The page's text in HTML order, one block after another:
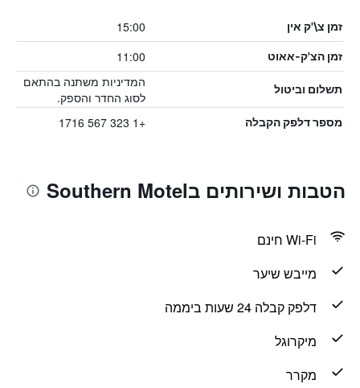
זמן צ\'ק אין 15:00
זמן הצ'ק-אאוט 11:00
תשלום וביטול
המדיניות משתנה בהתאם
לסוג החדר והספק.
מספר דלפק הקבלה +1 323 567 1716
הטבות ושירותים בSouthern Motel
Wi-Fi חינם
מייבש שיער
דלפק קבלה 24 שעות ביממה
מיקרוגל
מקרר